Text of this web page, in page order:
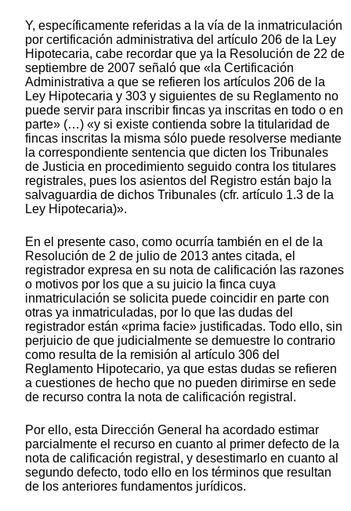
Y, específicamente referidas a la vía de la inmatriculación
por certificación administrativa del artículo 206 de la Ley
Hipotecaria, cabe recordar que ya la Resolución de 22 de
septiembre de 2007 señaló que «la Certificación
Administrativa a que se refieren los artículos 206 de la
Ley Hipotecaria y 303 y siguientes de su Reglamento no
puede servir para inscribir fincas ya inscritas en todo o en
parte» (…) «y si existe contienda sobre la titularidad de
fincas inscritas la misma sólo puede resolverse mediante
la correspondiente sentencia que dicten los Tribunales
de Justicia en procedimiento seguido contra los titulares
registrales, pues los asientos del Registro están bajo la
salvaguardia de dichos Tribunales (cfr. artículo 1.3 de la
Ley Hipotecaria)».
En el presente caso, como ocurría también en el de la
Resolución de 2 de julio de 2013 antes citada, el
registrador expresa en su nota de calificación las razones
o motivos por los que a su juicio la finca cuya
inmatriculación se solicita puede coincidir en parte con
otras ya inmatriculadas, por lo que las dudas del
registrador están «prima facie» justificadas. Todo ello, sin
perjuicio de que judicialmente se demuestre lo contrario
como resulta de la remisión al artículo 306 del
Reglamento Hipotecario, ya que estas dudas se refieren
a cuestiones de hecho que no pueden dirimirse en sede
de recurso contra la nota de calificación registral.
Por ello, esta Dirección General ha acordado estimar
parcialmente el recurso en cuanto al primer defecto de la
nota de calificación registral, y desestimarlo en cuanto al
segundo defecto, todo ello en los términos que resultan
de los anteriores fundamentos jurídicos.